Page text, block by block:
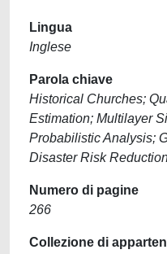
Lingua
Inglese
Parola chiave
Historical Churches;
Estimation; Multilayer
Probabilistic Analysis;
Disaster Risk
Numero di pagine
266
Collezione di